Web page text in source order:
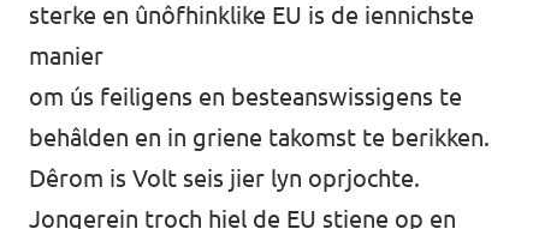
sterke en ûnôfhinklike EU is de iennichste
manier
om ús feiligens en besteanswissigens te
behâlden en in griene takomst te berikken.
Dêrom is Volt seis jier lyn oprjochte.
Jongerein troch hiel de EU stiene op en